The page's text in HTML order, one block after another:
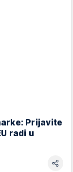
Prijavite
radi u